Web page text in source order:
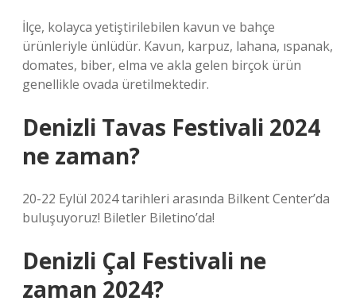
İlçe, kolayca yetiştirilebilen kavun ve bahçe
ürünleriyle ünlüdür. Kavun, karpuz, lahana, ıspanak,
domates, biber, elma ve akla gelen birçok ürün
genellikle ovada üretilmektedir.
Denizli Tavas Festivali 2024
ne zaman?
20-22 Eylül 2024 tarihleri ​​arasında Bilkent Center’da
buluşuyoruz! Biletler Biletino’da!
Denizli Çal Festivali ne
zaman 2024?